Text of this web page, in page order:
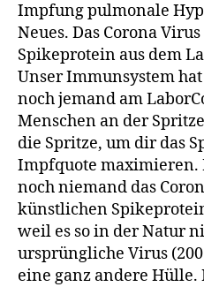
Impfung pulmonale
Neues. Das Corona
Spikeprotein aus dem
Unser Immunsystem
noch jemand am
Menschen an der
die Spritze, um dir das
Impfquote maximieren.
noch niemand das
künstlichen
weil es so in der Natur
ursprüngliche Virus
eine ganz andere Hülle.